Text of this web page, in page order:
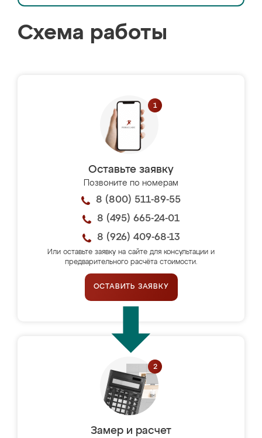
Схема работы
Оставьте заявку
Позвоните по номерам
8 (800) 511-89-55
8 (495) 665-24-01
8 (926) 409-68-13
Или оставьте заявку на сайте для консультации и
предварительного расчёта стоимости.
ОСТАВИТЬ ЗАЯВКУ
Замер и расчет